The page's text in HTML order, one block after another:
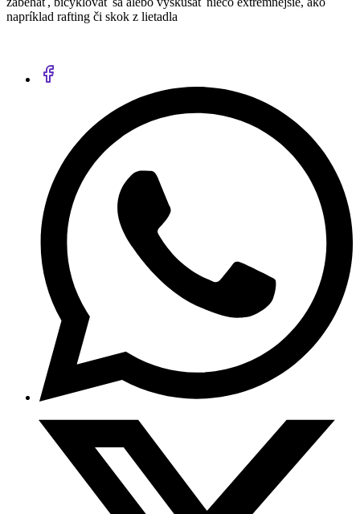
napríklad rafting či skok z lietadla